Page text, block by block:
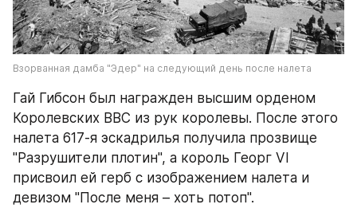
Взорванная дамба "Эдер" на следующий день после налета
Гай Гибсон был награжден высшим орденом
Королевских ВВС из рук королевы. После этого
налета 617-я эскадрилья получила прозвище
"Разрушители плотин", а король Георг VI
присвоил ей герб с изображением налета и
девизом "После меня – хоть потоп".